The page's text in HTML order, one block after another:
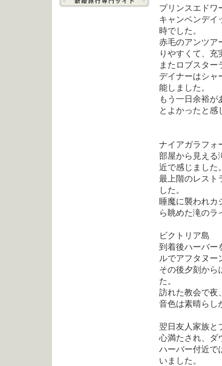
プリンスエドワ
キャンベンデイ
時でした。
赤毛のアンツア
りやすくて、充
またロブスタ
デイナーはシャ
能しました。
もう一日余裕
とよかったと感
ナイアガラフォ
部屋から見える
近で感じました
最上階のレスト
した。
睡魔に襲われカ
ら眺めた滝のラ
ビクトリア島
到着後ハーバー
ルでアフタヌー
その後夕刻から
た。
訪れた教会で夜
音色は素晴らし
翌日友人家族と
心満たされ、ダ
ハーバー付近で
いました。